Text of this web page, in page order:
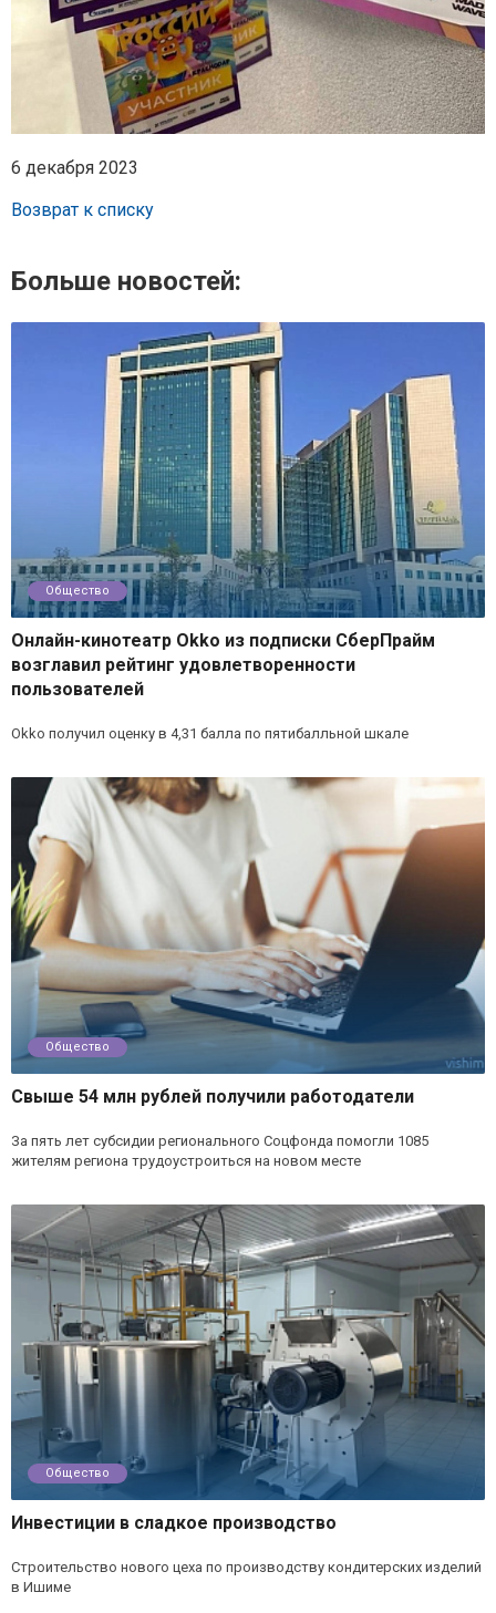
6 декабря 2023
Возврат к списку
Больше новостей:
Общество
Онлайн-кинотеатр Okko из подписки СберПрайм
возглавил рейтинг удовлетворенности
пользователей
Okko получил оценку в 4,31 балла по пятибалльной шкале
Общество
Свыше 54 млн рублей получили работодатели
За пять лет субсидии регионального Соцфонда помогли 1085
жителям региона трудоустроиться на новом месте
Общество
Инвестиции в сладкое производство
Строительство нового цеха по производству кондитерских изделий
в Ишиме